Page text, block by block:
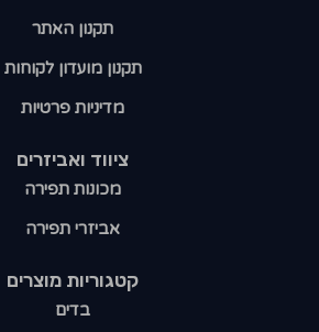
קטגוריות מוצרים​
בדים
ציווד ואביזרים
מכונות תפירה
אביזרי תפירה
תקנון האתר
תקנון מועדון לקוחות
מדיניות פרטיות